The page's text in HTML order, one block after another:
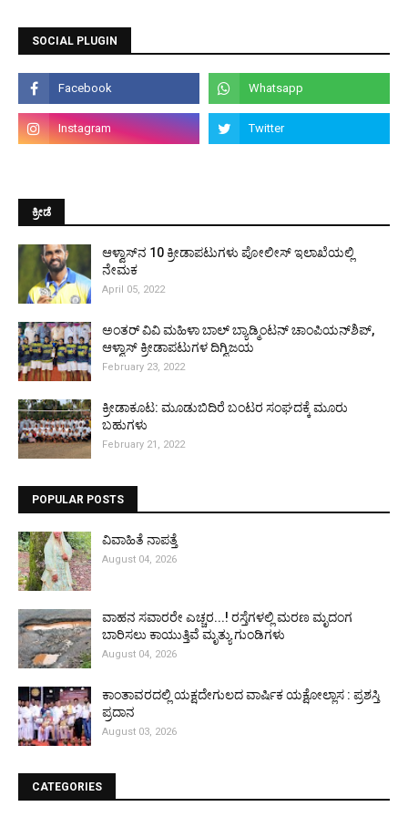
SOCIAL PLUGIN
ಕ್ರೀಡೆ
ಆಳ್ವಾಸ್‌ನ 10 ಕ್ರೀಡಾಪಟುಗಳು ಪೋಲೀಸ್ ಇಲಾಖೆಯಲ್ಲಿ
ನೇಮಕ
April 05, 2022
ಅಂತರ್ ವಿವಿ ಮಹಿಳಾ ಬಾಲ್ ಬ್ಯಾಡ್ಮಿಂಟನ್ ಚಾಂಪಿಯನ್‌ಶಿಪ್,
ಆಳ್ವಾಸ್ ಕ್ರೀಡಾಪಟುಗಳ ದಿಗ್ವಿಜಯ
February 23, 2022
ಕ್ರೀಡಾಕೂಟ: ಮೂಡುಬಿದಿರೆ ಬಂಟರ ಸಂಘದಕ್ಕೆ ಮೂರು
ಬಹುಗಳು
February 21, 2022
POPULAR POSTS
ವಿವಾಹಿತೆ ನಾಪತ್ತೆ
August 04, 2026
ವಾಹನ ಸವಾರರೇ ಎಚ್ಚರ...! ರಸ್ತೆಗಳಲ್ಲಿ ಮರಣ ಮೃದಂಗ
ಬಾರಿಸಲು ಕಾಯುತ್ತಿವೆ ಮೃತ್ಯು ಗುಂಡಿಗಳು
August 04, 2026
ಕಾಂತಾವರದಲ್ಲಿ ಯಕ್ಷದೇಗುಲದ ವಾರ್ಷಿಕ ಯಕ್ಷೋಲ್ಲಾಸ : ಪ್ರಶಸ್ತಿ
ಪ್ರದಾನ
August 03, 2026
CATEGORIES